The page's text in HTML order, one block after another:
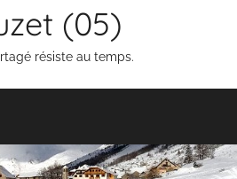
(05)
résiste au temps.